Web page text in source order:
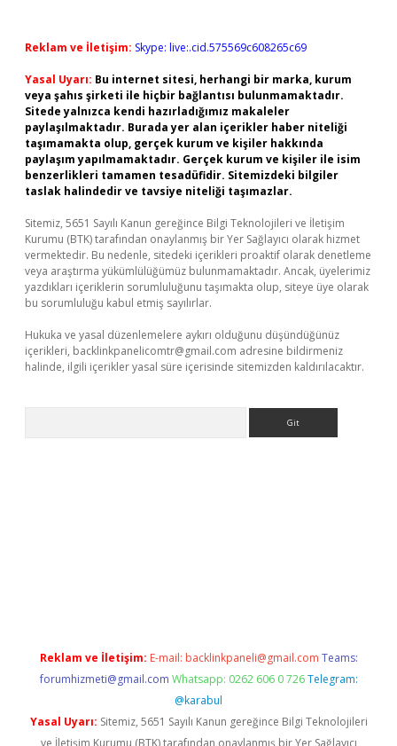
Reklam ve İletişim: Skype: live:.cid.575569c608265c69
Yasal Uyarı: Bu internet sitesi, herhangi bir marka, kurum
veya şahıs şirketi ile hiçbir bağlantısı bulunmamaktadır.
Sitede yalnızca kendi hazırladığımız makaleler
paylaşılmaktadır. Burada yer alan içerikler haber niteliği
taşımamakta olup, gerçek kurum ve kişiler hakkında
paylaşım yapılmamaktadır. Gerçek kurum ve kişiler ile isim
benzerlikleri tamamen tesadüfidir. Sitemizdeki bilgiler
taslak halindedir ve tavsiye niteliği taşımazlar.
Sitemiz, 5651 Sayılı Kanun gereğince Bilgi Teknolojileri ve İletişim
Kurumu (BTK) tarafından onaylanmış bir Yer Sağlayıcı olarak hizmet
vermektedir. Bu nedenle, sitedeki içerikleri proaktif olarak denetleme
veya araştırma yükümlülüğümüz bulunmamaktadır. Ancak, üyelerimiz
yazdıkları içeriklerin sorumluluğunu taşımakta olup, siteye üye olarak
bu sorumluluğu kabul etmiş sayılırlar.
Hukuka ve yasal düzenlemelere aykırı olduğunu düşündüğünüz
içerikleri, backlinkpanelicomtr@gmail.com adresine bildirmeniz
halinde, ilgili içerikler yasal süre içerisinde sitemizden kaldırılacaktır.
Reklam ve İletişim: E-mail: backlinkpaneli@gmail.com Teams:
forumhizmeti@gmail.com Whatsapp: 0262 606 0 726 Telegram:
@karabul
Yasal Uyarı: Sitemiz, 5651 Sayılı Kanun gereğince Bilgi Teknolojileri
ve İletişim Kurumu (BTK) tarafından onaylanmış bir Yer Sağlayıcı